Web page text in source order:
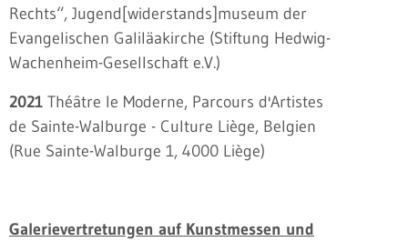
Rechts“, Jugend[widerstands]museum der
Evangelischen Galiläakirche (Stiftung Hedwig-
Wachenheim-Gesellschaft e.V.)
2021 Théâtre le Moderne, Parcours d'Artistes
de Sainte-Walburge - Culture Liège, Belgien
(Rue Sainte-Walburge 1, 4000 Liège)
Galerievertretungen auf Kunstmessen und